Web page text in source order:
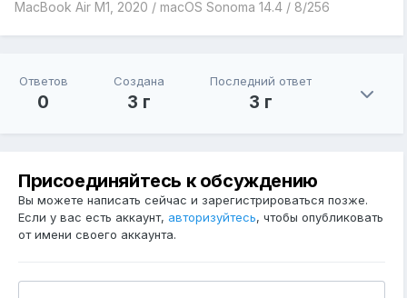
MacBook Air M1, 2020 / macOS Sonoma 14.4 / 8/256
Ответов
0
Создана
3 г
Последний ответ
3 г
Присоединяйтесь к обсуждению
Вы можете написать сейчас и зарегистрироваться позже.
Если у вас есть аккаунт, авторизуйтесь, чтобы опубликовать
от имени своего аккаунта.